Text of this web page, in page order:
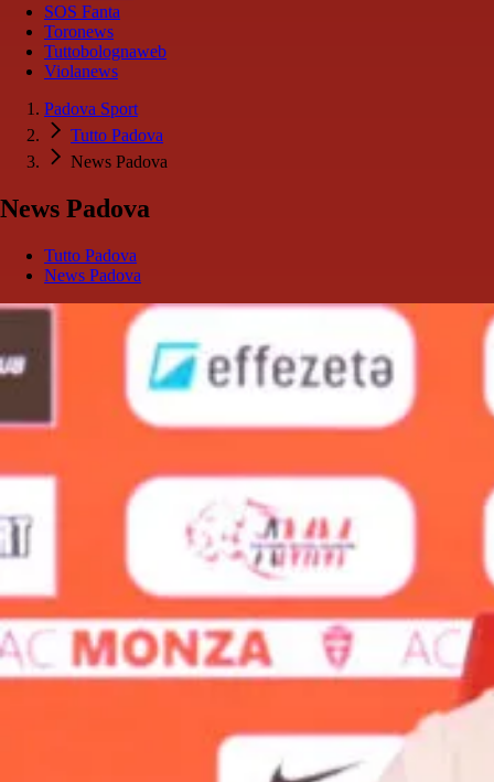
SOS Fanta
Toronews
Tuttobolognaweb
Violanews
Padova Sport
Tutto Padova
News Padova
News Padova
Tutto Padova
News Padova